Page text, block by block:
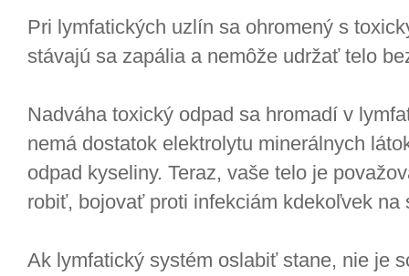
Pri lymfatických uzlín sa ohromený s
stávajú sa zapália a nemôže udržať telo
Nadváha toxický odpad sa hromadí v
nemá dostatok elektrolytu minerálnych
odpad kyseliny. Teraz, vaše telo je
robiť, bojovať proti infekciám kdekoľvek na
Ak lymfatický systém oslabiť stane, nie je